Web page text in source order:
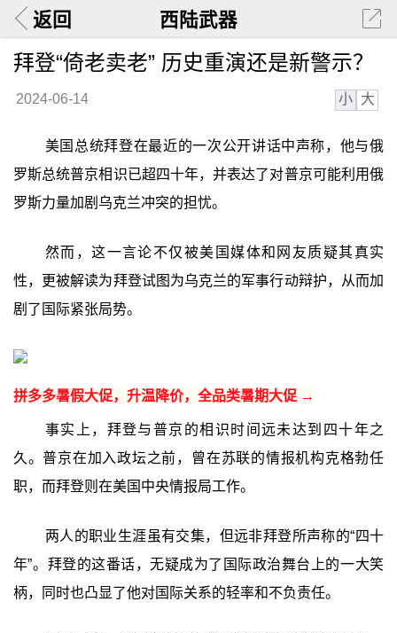
返回 西陆武器
拜登“倚老卖老” 历史重演还是新警示？
2024-06-14 小 大
美国总统拜登在最近的一次公开讲话中声称，他与俄
罗斯总统普京相识已超四十年，并表达了对普京可能利用俄
罗斯力量加剧乌克兰冲突的担忧。
然而，这一言论不仅被美国媒体和网友质疑其真实
性，更被解读为拜登试图为乌克兰的军事行动辩护，从而加
剧了国际紧张局势。
拼多多暑假大促，升温降价，全品类暑期大促 →
事实上，拜登与普京的相识时间远未达到四十年之
久。普京在加入政坛之前，曾在苏联的情报机构克格勃任
职，而拜登则在美国中央情报局工作。
两人的职业生涯虽有交集，但远非拜登所声称的“四十
年”。拜登的这番话，无疑成为了国际政治舞台上的一大笑
柄，同时也凸显了他对国际关系的轻率和不负责任。